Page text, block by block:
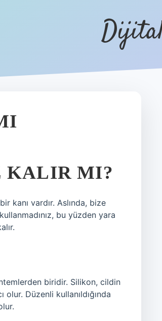
KALIR MI?
kanı vardır. Aslında, bize
bu yüzden yara
biridir. Silikon, cildin
Düzenli kullanıldığında